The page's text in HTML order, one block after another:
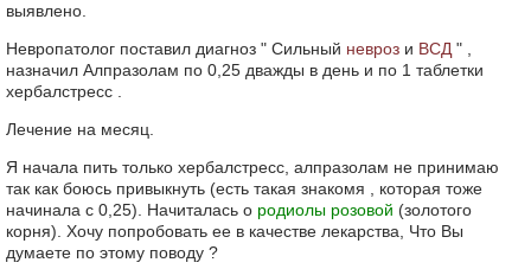
выявлено.
Невропатолог поставил диагноз " Сильный невроз и ВСД " ,
назначил Алпразолам по 0,25 дважды в день и по 1 таблетки
хербалстресс .
Лечение на месяц.
Я начала пить только хербалстресс, алпразолам не принимаю
так как боюсь привыкнуть (есть такая знакомя , которая тоже
начинала с 0,25). Начиталась о родиолы розовой (золотого
корня). Хочу попробовать ее в качестве лекарства, Что Вы
думаете по этому поводу ?